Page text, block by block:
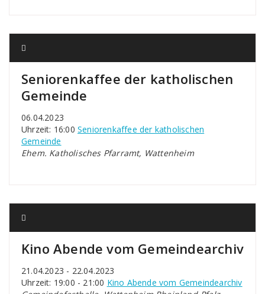
Seniorenkaffee der katholischen
Gemeinde
06.04.2023
Uhrzeit: 16:00 Seniorenkaffee der katholischen
Gemeinde
Ehem. Katholisches Pfarramt, Wattenheim
Kino Abende vom Gemeindearchiv
21.04.2023 - 22.04.2023
Uhrzeit: 19:00 - 21:00 Kino Abende vom Gemeindearchiv